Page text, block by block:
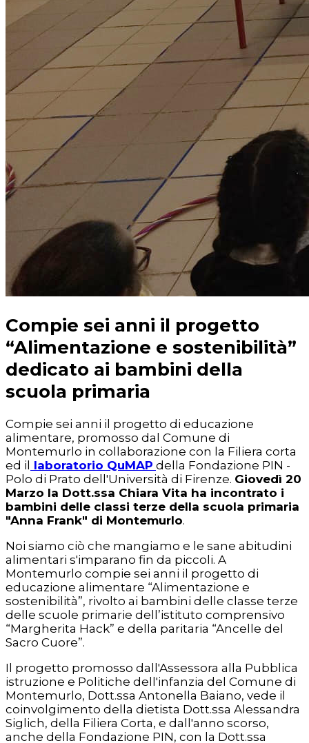
Compie sei anni il progetto
“Alimentazione e sostenibilità”
dedicato ai bambini della
scuola primaria
Compie sei anni il progetto di educazione
alimentare, promosso dal Comune di
Montemurlo in collaborazione con la Filiera corta
ed il laboratorio QuMAP della Fondazione PIN -
Polo di Prato dell'Università di Firenze. Giovedì 20
Marzo la Dott.ssa Chiara Vita ha incontrato i
bambini delle classi terze della scuola primaria
"Anna Frank" di Montemurlo.
Noi siamo ciò che mangiamo e le sane abitudini
alimentari s'imparano fin da piccoli. A
Montemurlo compie sei anni il progetto di
educazione alimentare “Alimentazione e
sostenibilità”, rivolto ai bambini delle classe terze
delle scuole primarie dell’istituto comprensivo
“Margherita Hack” e della paritaria “Ancelle del
Sacro Cuore”.
Il progetto promosso dall'Assessora alla Pubblica
istruzione e Politiche dell'infanzia del Comune di
Montemurlo, Dott.ssa Antonella Baiano, vede il
coinvolgimento della dietista Dott.ssa Alessandra
Siglich, della Filiera Corta, e dall'anno scorso,
anche della Fondazione PIN, con la Dott.ssa